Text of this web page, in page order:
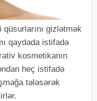
gizlətmək
qaydada istifadə
kosmetikanın
heç istifadə
tələsərək